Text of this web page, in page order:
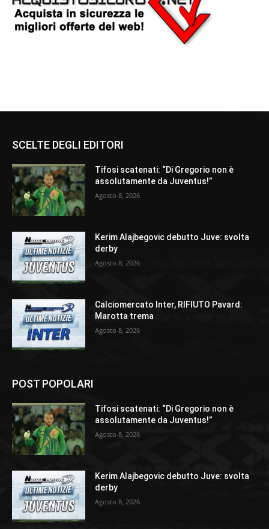
SCELTE DEGLI EDITORI
Tifosi scatenati: “Di Gregorio non è
assolutamente da Juventus!”
Agosto 8, 2026
Kerim Alajbegovic debutto Juve: svolta
derby
Agosto 8, 2026
Calciomercato Inter, RIFIUTO Pavard:
Marotta trema
Agosto 8, 2026
POST POPOLARI
Tifosi scatenati: “Di Gregorio non è
assolutamente da Juventus!”
Agosto 8, 2026
Kerim Alajbegovic debutto Juve: svolta
derby
Agosto 8, 2026